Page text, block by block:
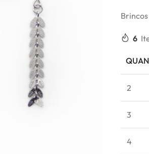
6
2
3
4